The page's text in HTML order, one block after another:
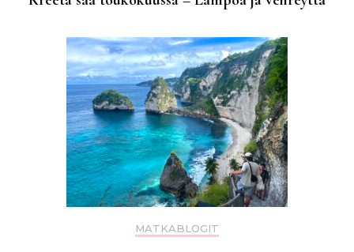
MATKABLOGIT